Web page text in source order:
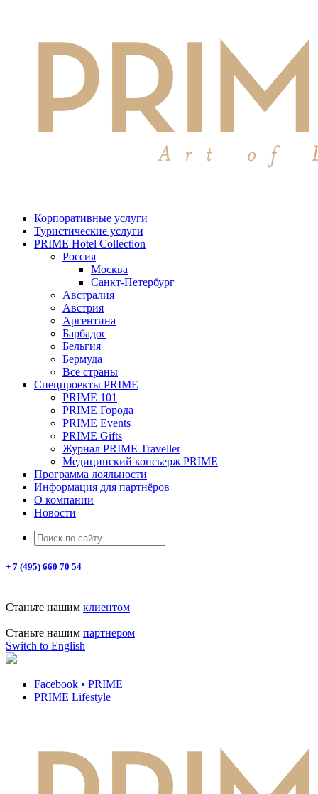
Корпоративные услуги
Туристические услуги
PRIME Hotel Collection
Россия
Москва
Санкт-Петербург
Австралия
Австрия
Аргентина
Барбадос
Бельгия
Бермуда
Все страны
Спецпроекты PRIME
PRIME 101
PRIME Города
PRIME Events
PRIME Gifts
Журнал PRIME Traveller
Медицинский консьерж PRIME
Программа лояльности
Информация для партнёров
О компании
Новости
+ 7 (495) 660 70 54
Станьте нашим клиентом
Станьте нашим партнером
Switch to English
Facebook • PRIME
PRIME Lifestyle